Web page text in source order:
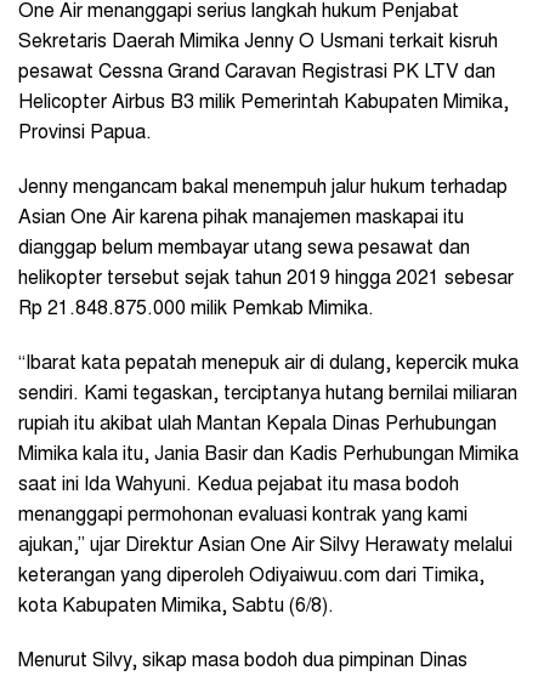
One Air menanggapi serius langkah hukum Penjabat
Sekretaris Daerah Mimika Jenny O Usmani terkait kisruh
pesawat Cessna Grand Caravan Registrasi PK LTV dan
Helicopter Airbus B3 milik Pemerintah Kabupaten Mimika,
Provinsi Papua.
Jenny mengancam bakal menempuh jalur hukum terhadap
Asian One Air karena pihak manajemen maskapai itu
dianggap belum membayar utang sewa pesawat dan
helikopter tersebut sejak tahun 2019 hingga 2021 sebesar
Rp 21.848.875.000 milik Pemkab Mimika.
“Ibarat kata pepatah menepuk air di dulang, kepercik muka
sendiri. Kami tegaskan, terciptanya hutang bernilai miliaran
rupiah itu akibat ulah Mantan Kepala Dinas Perhubungan
Mimika kala itu, Jania Basir dan Kadis Perhubungan Mimika
saat ini Ida Wahyuni. Kedua pejabat itu masa bodoh
menanggapi permohonan evaluasi kontrak yang kami
ajukan,” ujar Direktur Asian One Air Silvy Herawaty melalui
keterangan yang diperoleh Odiyaiwuu.com dari Timika,
kota Kabupaten Mimika, Sabtu (6/8).
Menurut Silvy, sikap masa bodoh dua pimpinan Dinas